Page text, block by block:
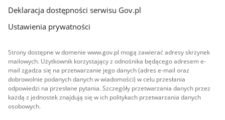
Deklaracja dostępności serwisu Gov.pl
Ustawienia prywatności
Strony dostępne w domenie www.gov.pl mogą zawierać adresy skrzynek
mailowych. Użytkownik korzystający z odnośnika będącego adresem e-
mail zgadza się na przetwarzanie jego danych (adres e-mail oraz
dobrowolnie podanych danych w wiadomości) w celu przesłania
odpowiedzi na przesłane pytania. Szczegóły przetwarzania danych przez
każdą z jednostek znajdują się w ich politykach przetwarzania danych
osobowych.